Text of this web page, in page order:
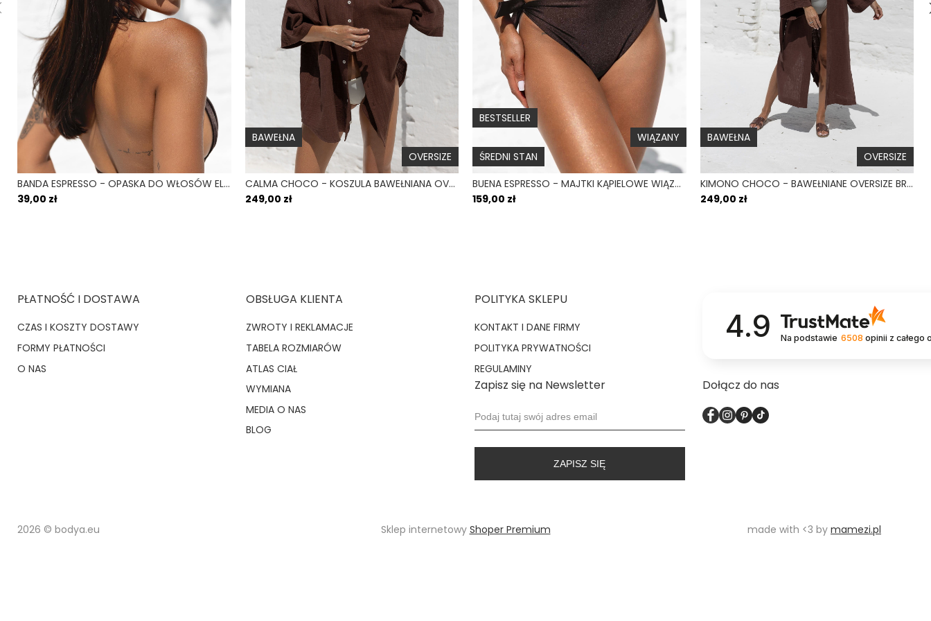
Typ ramiączek
Szerokie
Wsparcie biustu
Mocne wsparcie
Z przodu
Góra na duży biust i mały obwód pod biustem
Tak
Błysk
Nie
BANDA ESPRESSO - OPASKA DO WŁOSÓW ELASTYCZNA BRĄZOWY
39,00 zł
BAWEŁNA
OVERSIZE
CALMA CHOCO - KOSZULA BAWEŁNIANA OVERSIZE BRĄZOWA
249,00 zł
BESTSELLER
WIĄZANY
ŚREDNI STAN
BUENA ESPRESSO - MAJTKI KĄPIELOWE WIĄZANE BRĄZOWY
159,00 zł
BAWEŁNA
OVERSIZE
KIMONO CHOCO - BAWEŁNIANE OVERSIZE BRĄZOWE
249,00 zł
PŁATNOŚĆ I DOSTAWA
CZAS I KOSZTY DOSTAWY
FORMY PŁATNOŚCI
O NAS
OBSŁUGA KLIENTA
ZWROTY I REKLAMACJE
TABELA ROZMIARÓW
ATLAS CIAŁ
WYMIANA
MEDIA O NAS
BLOG
POLITYKA SKLEPU
KONTAKT I DANE FIRMY
POLITYKA PRYWATNOŚCI
REGULAMINY
Zapisz się na Newsletter
ZAPISZ SIĘ
4.9 Na podstawie 6508 opinii z całego
Dołącz do nas
2026 © bodya.eu Sklep internetowy Shoper Premium made with <3 by mamezi.pl